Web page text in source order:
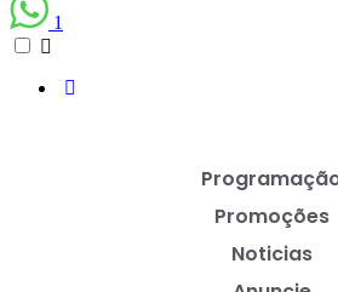
1
Promoções
Noticias